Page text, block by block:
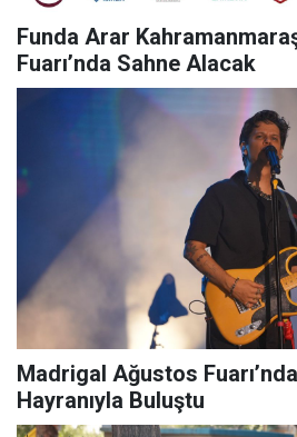
Funda Arar
Fuarı’nda Sahne Alacak
Madrigal Ağustos Fuarı’nda Binlerce
Hayranıyla Buluştu